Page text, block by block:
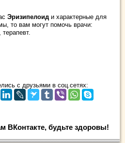
Эризипелоид и характерные для
то вам могут помочь врачи:
с друзьями в соц.сетях:
ВКонтакте, будьте здоровы!